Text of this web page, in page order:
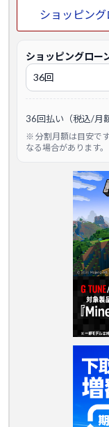
ショッピン
ショッピングロー
36回払い（税込/月
※ 分割月額は目安で
なる場合があります。